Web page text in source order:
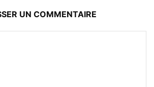
UN COMMENTAIRE